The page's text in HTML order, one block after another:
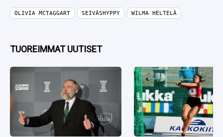
OLIVIA MCTAGGART SEIVÄSHYPPY WILMA HELTELÄ
TUOREIMMAT UUTISET